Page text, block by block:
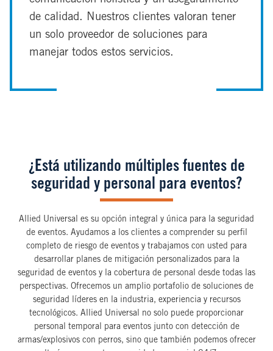
de calidad. Nuestros clientes valoran tener
un solo proveedor de soluciones para
manejar todos estos servicios.
¿Está utilizando múltiples fuentes de
seguridad y personal para eventos?
Allied Universal es su opción integral y única para la seguridad
de eventos. Ayudamos a los clientes a comprender su perfil
completo de riesgo de eventos y trabajamos con usted para
desarrollar planes de mitigación personalizados para la
seguridad de eventos y la cobertura de personal desde todas las
perspectivas. Ofrecemos un amplio portafolio de soluciones de
seguridad líderes en la industria, experiencia y recursos
tecnológicos. Allied Universal no solo puede proporcionar
personal temporal para eventos junto con detección de
armas/explosivos con perros, sino que también podemos ofrecer